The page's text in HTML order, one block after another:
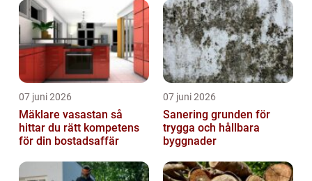
07 juni 2026
Mäklare vasastan så
hittar du rätt kompetens
för din bostadsaffär
07 juni 2026
Sanering grunden för
trygga och hållbara
byggnader